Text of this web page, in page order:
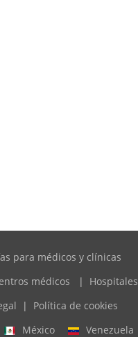
para médicos y clínicas
médicos | Hospitales
|
Política de cookies
México Venezuela